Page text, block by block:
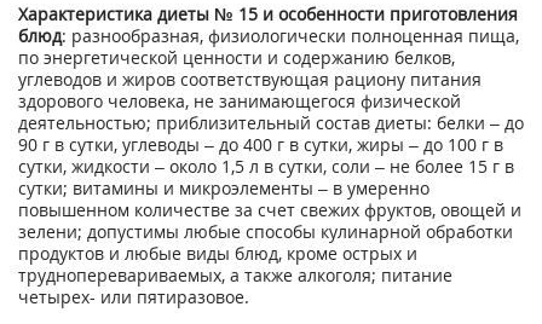
Характеристика диеты № 15 и особенности приготовления
блюд: разнообразная, физиологически полноценная пища,
по энергетической ценности и содержанию белков,
углеводов и жиров соответствующая рациону питания
здорового человека, не занимающегося физической
деятельностью; приблизительный состав диеты: белки – до
90 г в сутки, углеводы – до 400 г в сутки, жиры – до 100 г в
сутки, жидкости – около 1,5 л в сутки, соли – не более 15 г в
сутки; витамины и микроэлементы – в умеренно
повышенном количестве за счет свежих фруктов, овощей и
зелени; допустимы любые способы кулинарной обработки
продуктов и любые виды блюд, кроме острых и
трудноперевариваемых, а также алкоголя; питание
четырех- или пятиразовое.